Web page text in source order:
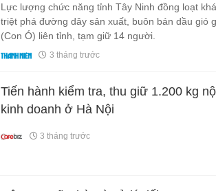
Lực lượng chức năng tỉnh Tây Ninh đồng loạt
triệt phá đường dây sản xuất, buôn bán dầu gió
(Con Ó) liên tỉnh, tạm giữ 14 người.
3 tháng trước
Tiến hành kiểm tra, thu giữ 1.200 kg
kinh doanh ở Hà Nội
3 tháng trước